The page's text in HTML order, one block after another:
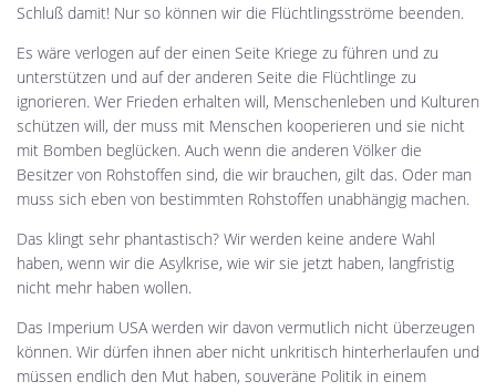
Schluß damit! Nur so können wir die Flüchtlingsströme beenden.
Es wäre verlogen auf der einen Seite Kriege zu führen und zu
unterstützen und auf der anderen Seite die Flüchtlinge zu
ignorieren. Wer Frieden erhalten will, Menschenleben und Kulturen
schützen will, der muss mit Menschen kooperieren und sie nicht
mit Bomben beglücken. Auch wenn die anderen Völker die
Besitzer von Rohstoffen sind, die wir brauchen, gilt das. Oder man
muss sich eben von bestimmten Rohstoffen unabhängig machen.
Das klingt sehr phantastisch? Wir werden keine andere Wahl
haben, wenn wir die Asylkrise, wie wir sie jetzt haben, langfristig
nicht mehr haben wollen.
Das Imperium USA werden wir davon vermutlich nicht überzeugen
können. Wir dürfen ihnen aber nicht unkritisch hinterherlaufen und
müssen endlich den Mut haben, souveräne Politik in einem